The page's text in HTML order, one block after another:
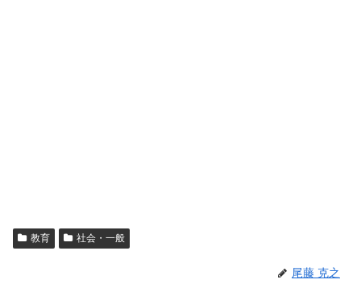
教育 社会・一般
尾藤 克之